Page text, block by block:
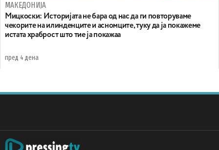
МАКЕДОНИЈА
Мицкоски: Историјата не бара од нас да ги повторуваме
чекорите на илинденците и асномците, туку да ја покажеме
истата храброст што тие ја покажаа
пред 4 дена